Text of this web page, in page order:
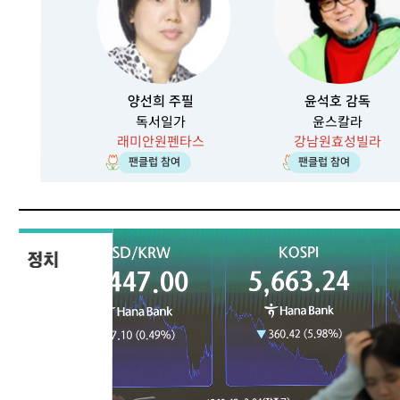
양선희 주필
독서일가
래미안원펜타스
136
팬클럽 참여
윤석호 감독
윤스칼라
강남원효성빌라
70
팬클럽 참여